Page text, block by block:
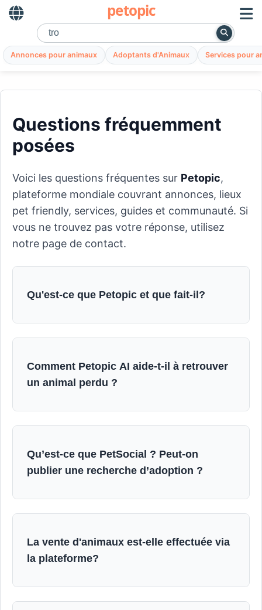
petopic
Annonces pour animaux Adoptants d'Animaux Services pour
Questions fréquemment
posées
Voici les questions fréquentes sur Petopic,
plateforme mondiale couvrant annonces, lieux
pet friendly, services, guides et communauté. Si
vous ne trouvez pas votre réponse, utilisez
notre page de contact.
Qu'est-ce que Petopic et que fait-il?
Comment Petopic AI aide-t-il à retrouver
un animal perdu ?
Qu’est-ce que PetSocial ? Peut-on
publier une recherche d’adoption ?
La vente d'animaux est-elle effectuée via
la plateforme?